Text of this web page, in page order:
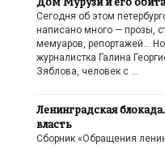
Сегодня об этом
написано много — прозы,
мемуаров, репортажей… Но
журналистка Галина
Зяблова, человек с …
Ленинградская
власть
Сборник «Обращения